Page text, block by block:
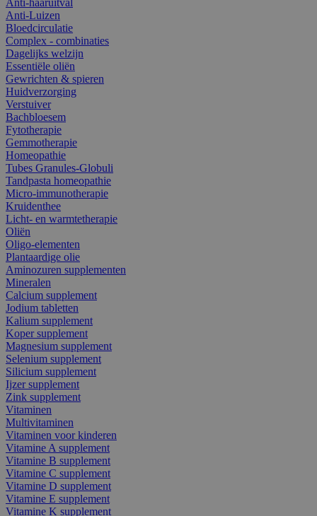
Anti-Luizen
Bloedcirculatie
Complex - combinaties
Dagelijks welzijn
Essentiële oliën
Gewrichten & spieren
Huidverzorging
Verstuiver
Bachbloesem
Fytotherapie
Gemmotherapie
Homeopathie
Tubes Granules-Globuli
Tandpasta homeopathie
Micro-immunotherapie
Kruidenthee
Licht- en warmtetherapie
Oliën
Oligo-elementen
Plantaardige olie
Aminozuren supplementen
Mineralen
Calcium supplement
Jodium tabletten
Kalium supplement
Koper supplement
Magnesium supplement
Selenium supplement
Silicium supplement
Ijzer supplement
Zink supplement
Vitaminen
Multivitaminen
Vitaminen voor kinderen
Vitamine A supplement
Vitamine B supplement
Vitamine C supplement
Vitamine D supplement
Vitamine E supplement
Vitamine K supplement